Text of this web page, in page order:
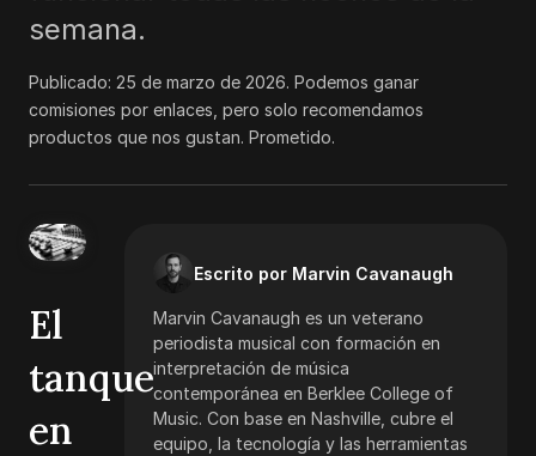
semana.
Publicado: 25 de marzo de 2026. Podemos ganar
comisiones por enlaces, pero solo recomendamos
productos que nos gustan. Prometido.
Escrito por Marvin Cavanaugh
Marvin Cavanaugh es un veterano
periodista musical con formación en
interpretación de música
contemporánea en Berklee College of
Music. Con base en Nashville, cubre el
equipo, la tecnología y las herramientas
El
tanque
en